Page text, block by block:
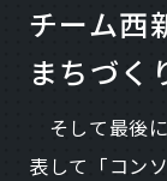
チーム西
まちづく
そして最後
表して「コン